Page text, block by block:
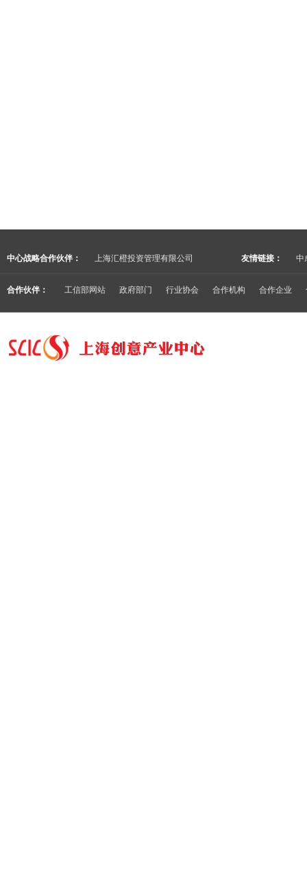
中心战略合作伙伴： 上海汇橙投资管理有限公司 友情链接： 中
合作伙伴： 工信部网站 政府部门 行业协会 合作机构 合作企业